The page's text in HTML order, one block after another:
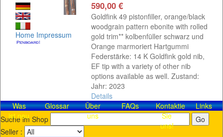
Home Impressum
590,00 €
Goldfink 49 pistonfiller, orange/black
woodgrain pattern ebonite with rolled
gold trim** kolbenfüller schwarz und
Orange marmoriert Hartgummi
Federstärke: 14 K Goldfink gold nib,
EF tip with a variety of other nib
options available as well. Zustand:
Jahr: 2023
Details
Was
ist neu
Glossar
Über
uns
FAQs
Kontaktieren
Sie
uns!
Links
Suche im Shop
Seller :